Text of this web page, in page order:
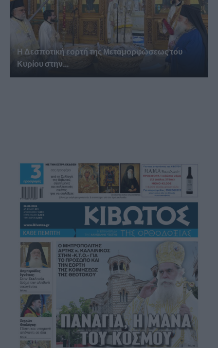
Η Δεσποτική εορτή της Μεταμορφώσεως του
Κυρίου στην...